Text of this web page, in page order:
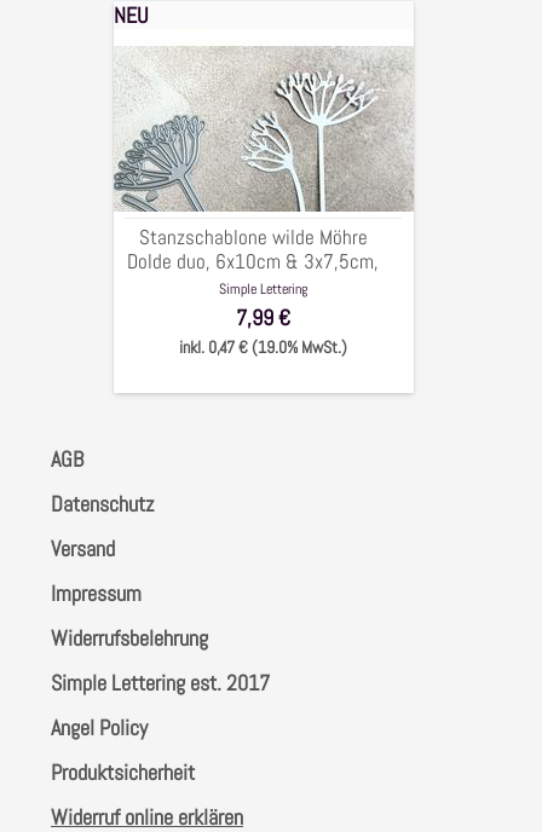
Stanzschablone
wilde
Möhre
Dolde
duo,
6x10cm
&
3x7,5cm,
2-
tlg.
NEU
Stanzschablone wilde Möhre
Dolde duo, 6x10cm & 3x7,5cm,
2-tlg.
Simple Lettering
7,99 €
inkl. 0,47 € (19.0% MwSt.)
AGB
Datenschutz
Versand
Impressum
Widerrufsbelehrung
Simple Lettering est. 2017
Angel Policy
Produktsicherheit
Widerruf online erklären